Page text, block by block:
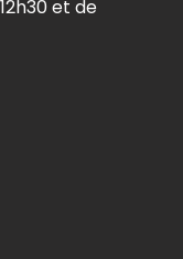
et de